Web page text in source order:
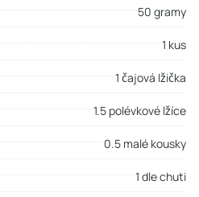
50 gramy
1 kus
1 čajová lžička
1.5 polévkové lžíce
0.5 malé kousky
1 dle chuti